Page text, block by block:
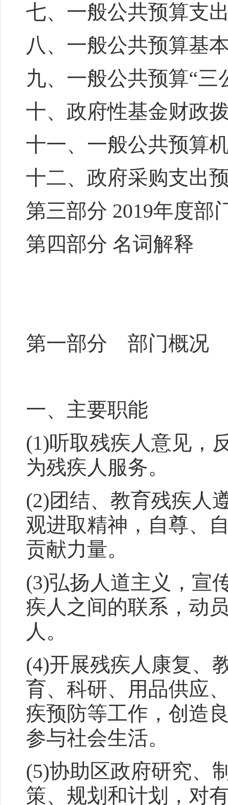
七、一般公共预算支
八、一般公共预算基
九、一般公共预算“
十、政府性基金财政
十一、一般公共预算
十二、政府采购支出
第三部分 2019年度部
第四部分 名词解释
第一部分 部门概况
一、主要职能
(1)听取残疾人意见，
为残疾人服务。
(2)团结、教育残疾人
观进取精神，自尊、
贡献力量。
(3)弘扬人道主义，宣
疾人之间的联系，动
人。
(4)开展残疾人康复、
育、科研、用品供应
疾预防等工作，创造
参与社会生活。
(5)协助区政府研究、
策、规划和计划，对